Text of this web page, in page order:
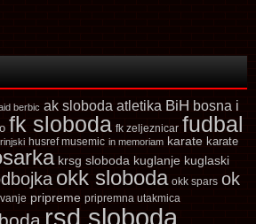
berbic ak sloboda atletika BiH bosna i
fk sloboda fk zeljeznicar fudbal
husref musemic in memoriam karate karate
krsg sloboda kuglanje kuglaski
okk sloboda okk spars ok
pripreme pripremna utakmica
rsd sloboda